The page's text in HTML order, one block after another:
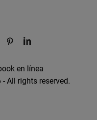
en línea
All rights reserved.